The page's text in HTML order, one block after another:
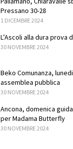
Pressano 30-28
1 DICEMBRE 2024
L’Ascoli alla dura prova
30 NOVEMBRE 2024
Beko Comunanza,
assemblea pubblica
30 NOVEMBRE 2024
Ancona, domenica
per Madama Butterfly
30 NOVEMBRE 2024